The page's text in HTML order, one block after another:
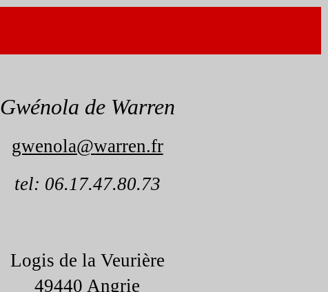
Gwénola de Warren
gwenola@warren.fr
tel: 06.17.47.80.73
Logis de la Veurière
49440 Angrie